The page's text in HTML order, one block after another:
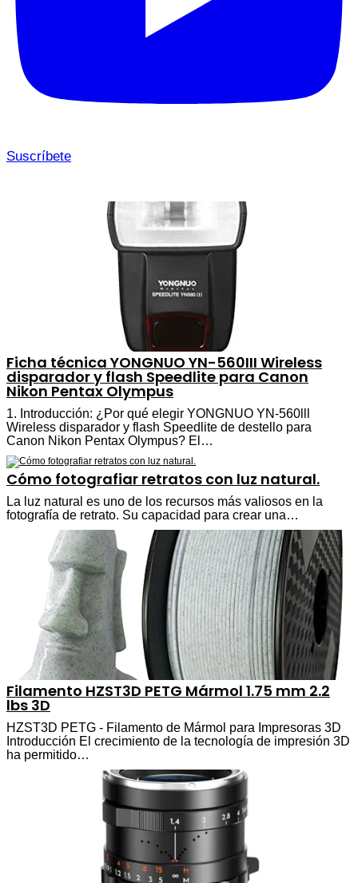
Suscríbete
Ficha técnica YONGNUO YN-560III Wireless
disparador y flash Speedlite para Canon
Nikon Pentax Olympus
1. Introducción: ¿Por qué elegir YONGNUO YN-560lll
Wireless disparador y flash Speedlite de destello para
Canon Nikon Pentax Olympus? El…
Cómo fotografiar retratos con luz natural.
La luz natural es uno de los recursos más valiosos en la
fotografía de retrato. Su capacidad para crear una…
Filamento HZST3D PETG Mármol 1.75 mm 2.2
lbs 3D
HZST3D PETG - Filamento de Mármol para Impresoras 3D
Introducción El crecimiento de la tecnología de impresión 3D
ha permitido…